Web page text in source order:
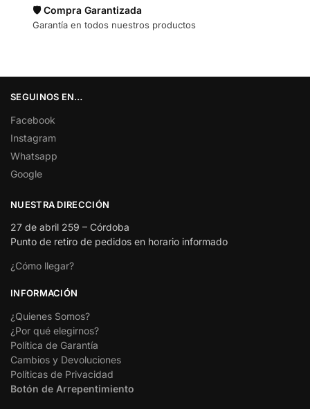
🛡️ Compra Garantizada
Garantía en todos nuestros productos
SEGUINOS EN…
Facebook
Instagram
Whatsapp
Google
NUESTRA DIRECCIÓN
27 de abril 259 – Córdoba
Punto de retiro de pedidos en horario informado
¿Cómo llegar?
INFORMACIÓN
¿Quienes Somos?
¿Por qué elegirnos?
Política de Garantía
Cambios y Devoluciones
Políticas de Privacidad
Botón de Arrepentimiento